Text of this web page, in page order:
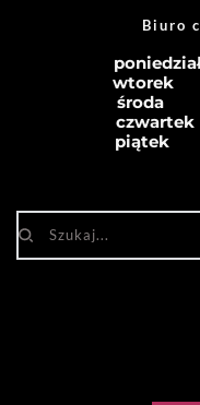
Biuro
wtorek
środa
czwartek
piątek